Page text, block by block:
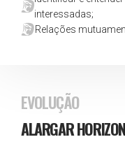
interessadas;
Relações
EVOLUÇÃO
ALARGAR